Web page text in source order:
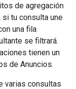
de agregación
tu consulta une
una fila
se filtrará.
tienen un
de Anuncios.
varias consultas